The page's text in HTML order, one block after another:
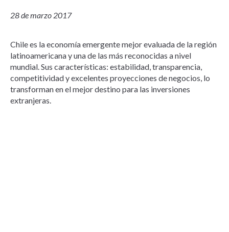
28 de marzo 2017
Chile es la economía emergente mejor evaluada de la región
latinoamericana y una de las más reconocidas a nivel
mundial. Sus características: estabilidad, transparencia,
competitividad y excelentes proyecciones de negocios, lo
transforman en el mejor destino para las inversiones
extranjeras.